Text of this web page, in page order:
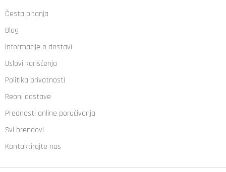
Česta pitanja
Blog
Informacije o dostavi
Uslovi korišćenja
Politika privatnosti
Reoni dostave
Prednosti online poručivanja
Svi brendovi
Kontaktirajte nas